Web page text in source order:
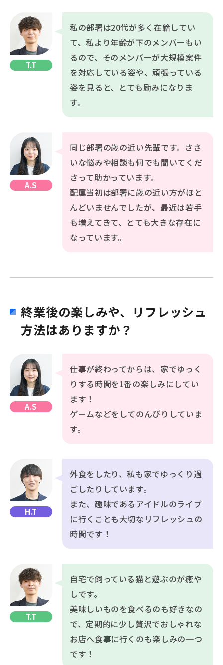
T.T
私の部署は20代が多く在籍してい
て、私より年齢が下のメンバーもい
るので、そのメンバーが大規模案件
を対応している姿や、頑張っている
姿を見ると、とても励みになりま
す。
A.S
同じ部署の歳の近い先輩です。ささ
いな悩みや相談も何でも聞いてくだ
さって助かっています。
配属当初は部署に歳の近い方がほと
んどいませんでしたが、最近は若手
も増えてきて、とても大きな存在に
なっています。
終業後の楽しみや、リフレッシュ
方法はありますか？
A.S
仕事が終わってからは、家でゆっく
りする時間を1番の楽しみにしてい
ます！
ゲームなどをしてのんびりしていま
す。
H.T
外食をしたり、私も家でゆっくり過
ごしたりしています。
また、趣味であるアイドルのライブ
に行くことも大切なリフレッシュの
時間です！
T.T
自宅で飼っている猫と遊ぶのが癒や
しです。
美味しいものを食べるのも好きなの
で、定期的に少し贅沢でおしゃれな
お店へ食事に行くのも楽しみの一つ
です！